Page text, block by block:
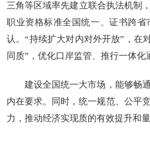
三角等区域率先建立联合执法机制
职业资格标准全国统一、证书跨
认。“持续扩大对内对外开放”，在
同质”，优化口岸监管、推行一体
建设全国统一大市场，能够畅通
内在要求。同时，统一规范、公平
力，推动经济实现质的有效提升和